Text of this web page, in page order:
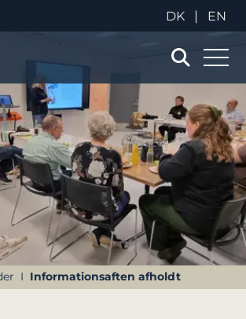
DK
| EN
Informationsaften afholdt